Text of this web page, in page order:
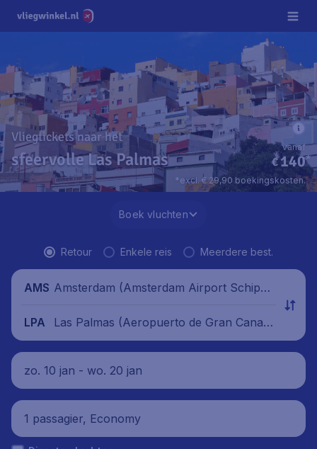
Vliegtickets naar het
sfeervolle Las Palmas €140*
vanaf
*excl. € 29,90 boekingskosten.
Boek vluchten
Retour Enkele reis Meerdere best.
AMS Amsterdam (Amsterdam Airport Schipho
LPA
Las Palmas (Aeropuerto de Gran Canari
a), Spanje
zo. 10 jan - wo. 20 jan
1 passagier, Economy